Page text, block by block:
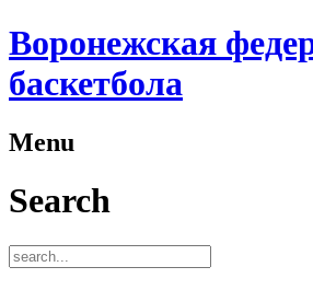
Воронежская
баскетбола
Menu
Search